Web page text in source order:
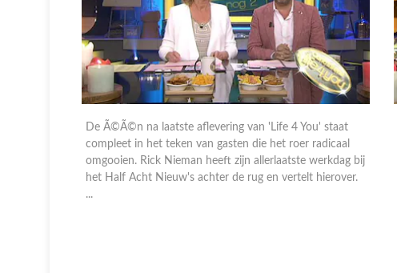
De Ã©Ã©n na laatste aflevering van 'Life 4 You' staat
compleet in het teken van gasten die het roer radicaal
omgooien. Rick Nieman heeft zijn allerlaatste werkdag bij
het Half Acht Nieuw's achter de rug en vertelt hierover.
...